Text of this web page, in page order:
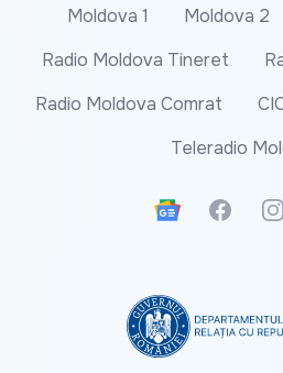
Moldova 1 Moldova 2
Radio Moldova Tineret
Radio Moldova Comrat
Teleradio
Google News
Facebook